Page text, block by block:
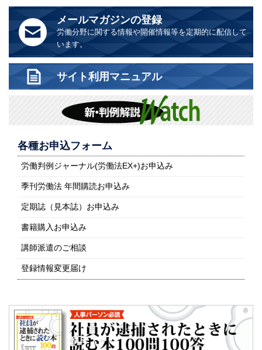
メールマガジンの登録
労働分野に関する情報や開催情報等を定期的に配信して
います。
サイト利用マニュアル
各種お申込フォーム
労働判例ジャーナル(労働法EX+)お申込み
季刊労働法 年間購読お申込み
定期誌（見本誌）お申込み
書籍購入お申込み
講師派遣のご相談
登録情報変更届け